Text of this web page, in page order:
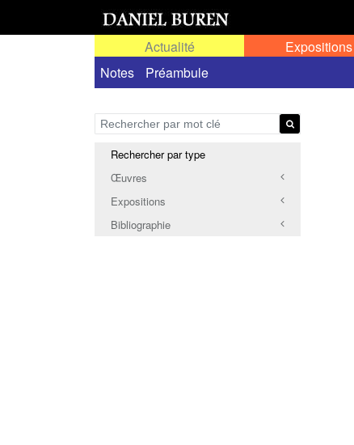
Actualité Expositions
Notes
Préambule
Rechercher par type
Œuvres
Expositions
Bibliographie